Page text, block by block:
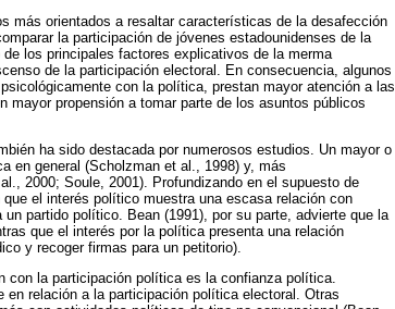
más orientados a resaltar características de la desafección
la participación de jóvenes estadounidenses de la
los principales factores explicativos de la merma
de la participación electoral. En consecuencia, algunos
con la política, prestan mayor atención a las
propensión a tomar parte de los asuntos públicos
ha sido destacada por numerosos estudios. Un mayor o
en general (Scholzman et al., 1998) y, más
2000; Soule, 2001). Profundizando en el supuesto de
el interés político muestra una escasa relación con
partido político. Bean (1991), por su parte, advierte que la
que el interés por la política presenta una relación
y recoger firmas para un petitorio).
con la participación política es la confianza política.
en relación a la participación política electoral. Otras